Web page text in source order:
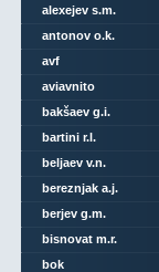
alexejev s.m.
antonov o.k.
avf
aviavnito
bakšaev g.i.
bartini r.l.
beljaev v.n.
bereznjak a.j.
berjev g.m.
bisnovat m.r.
bok